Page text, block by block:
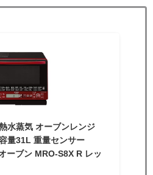
水蒸気 オーブンレンジ
量31L 重量センサー
ーブン MRO-S8X R レッ